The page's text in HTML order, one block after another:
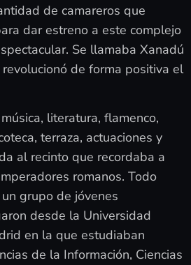
de camareros que
dar estreno a este complejo
Se llamaba Xanadú
de forma positiva el
literatura, flamenco,
terraza, actuaciones y
al recinto que recordaba a
romanos. Todo
grupo de jóvenes
desde la Universidad
en la que estudiaban
de la Información, Ciencias